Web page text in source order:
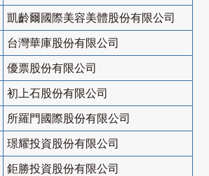
凱齡爾國際美容美體股份有限公司
台灣華庫股份有限公司
優票股份有限公司
初上石股份有限公司
所羅門國際股份有限公司
璟耀投資股份有限公司
鉅勝投資股份有限公司